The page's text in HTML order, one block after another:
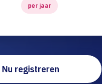
per jaar
Nu registreren